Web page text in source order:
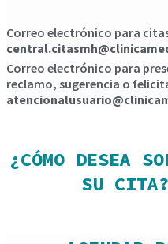
Correo electrónico para
Correo electrónico para
reclamo, sugerencia o
¿CÓMO DESEA
SU CITA?